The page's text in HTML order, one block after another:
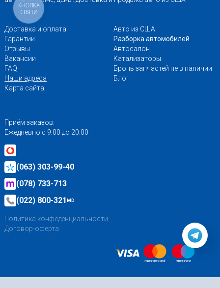
Доставка и оплата
Гарантии
Отзывы
Вакансии
FAQ
Наши адреса
Карта сайта
Авто из США
Разборка автомобилей
Автосалон
Катализаторы
Бронь запчастей не в наличии
Блог
Приём заказов:
Ежедневно с 9:00 до 20:00
(063) 303-99-40
(078) 733-713
(022) 800-321MD
Политика конфеденциальности
Договор-оферта
КНОПКА
СВЯЗИ